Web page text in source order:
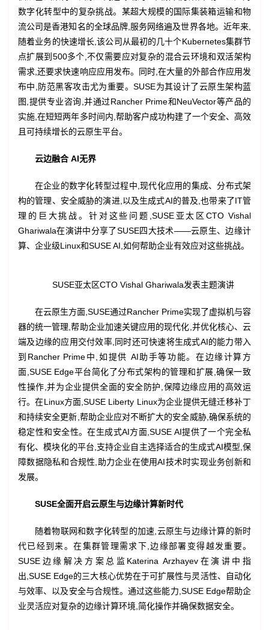
数字化转型中的复杂挑战。某超大规模的国际集装箱运输和物
流公司是香港知名的全球品牌,服务网络遍及世界各地。近年来,
随着业务的快速增长,该公司从最初的几十个Kubernetes集群节
点扩展到500多个,不仅需要应对复杂的混合云环境和双活架构
需求,还要求快速响应应用发布。同时,在大量的外部合作应用发
布中,防范黑客攻击尤为重要。SUSE为其设计了云原生架构蓝
图,提供专业咨询,并通过Rancher Prime和NeuVector等产品的
实施,在短短两年多时间内,帮助客户成功构建了一个安全、高效
且可持续增长的云原生平台。
云边融合 AI无界
在企业的数字化转型过程中,现代化应用的集成、分布式架
构的管理、安全威胁的演进,以及生成式AI的普及,也带来了IT管
理的巨大挑战。针对这些问题,SUSE亚太区CTO Vishal
Ghariwala在演讲中分享了SUSE四大技术——云原生、边缘计
算、企业级Linux和SUSE AI,如何帮助企业有效应对这些挑战。
SUSE亚太区CTO Vishal Ghariwala发表主题演讲
在云原生方面,SUSE通过Rancher Prime实现了虚拟机与容
器的统一管理,帮助企业加速关键应用的现代化,并优化核心、云
端及边缘的应用交付效率,同时还可快速将生成式AI的能力带入
到Rancher Prime中,如提供 AI助手等功能。在边缘计算方
面,SUSE Edge平台简化了分布式架构的管理和扩展,确保一致
性操作,并为企业提供全面的安全防护,保障边缘应用的高效运
行。在Linux方面,SUSE Liberty Linux为企业提供无缝迁移补丁
和持续安全更新,帮助企业应对不断扩大的安全威胁,确保系统的
稳定性和安全性。在生成式AI方面,SUSE AI提供了一个完全私
有化、模块化的平台,支持企业自主选择适合的生成式AI模型,保
障数据隐私和合规性,助力企业在使用AI技术时实现业务创新和
发展。
SUSE全面开启云原生与边缘计算新时代
随着物联网和数字化转型的加速,云原生与边缘计算的新时
代已经到来。在集群管理需求下,边缘部署变得越发重要。
SUSE边缘解决方案总监Katerina Arzhayev在演讲中指
出,SUSE Edge的三大核心优势在于可扩展性与灵活性、自动化
与效率、以及安全与合规性。通过这些能力,SUSE Edge帮助企
业灵活应对复杂的边缘计算环境,简化操作并确保数据安全。